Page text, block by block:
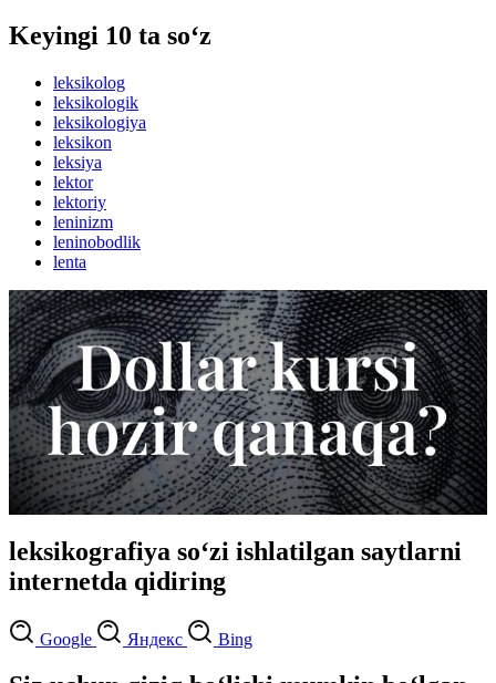
Keyingi 10 ta so‘z
leksikolog
leksikologik
leksikologiya
leksikon
leksiya
lektor
lektoriy
leninizm
leninobodlik
lenta
leksikografiya so‘zi ishlatilgan saytlarni
internetda qidiring
Google Яндекс Bing